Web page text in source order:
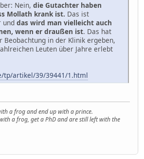
Nein, die Gutachter haben
Mollath krank ist. Das ist
und das wird man vielleicht auch
wenn er draußen ist. Das hat
Beobachtung in der Klinik ergeben,
Leuten über Jahre erlebt
tp/artikel/39/39441/1.html
a frog and end up with a prince.
a frog, get a PhD and are still left with the